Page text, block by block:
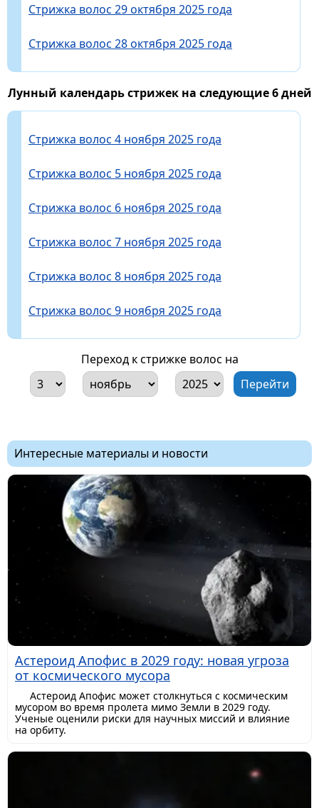
Стрижка волос 29 октября 2025 года
Стрижка волос 28 октября 2025 года
Лунный календарь стрижек на следующие 6 дней
Стрижка волос 4 ноября 2025 года
Стрижка волос 5 ноября 2025 года
Стрижка волос 6 ноября 2025 года
Стрижка волос 7 ноября 2025 года
Стрижка волос 8 ноября 2025 года
Стрижка волос 9 ноября 2025 года
Переход к стрижке волос на
Интересные материалы и новости
Астероид Апофис в 2029 году: новая угроза
от космического мусора
Астероид Апофис может столкнуться с космическим
мусором во время пролета мимо Земли в 2029 году.
Ученые оценили риски для научных миссий и влияние
на орбиту.